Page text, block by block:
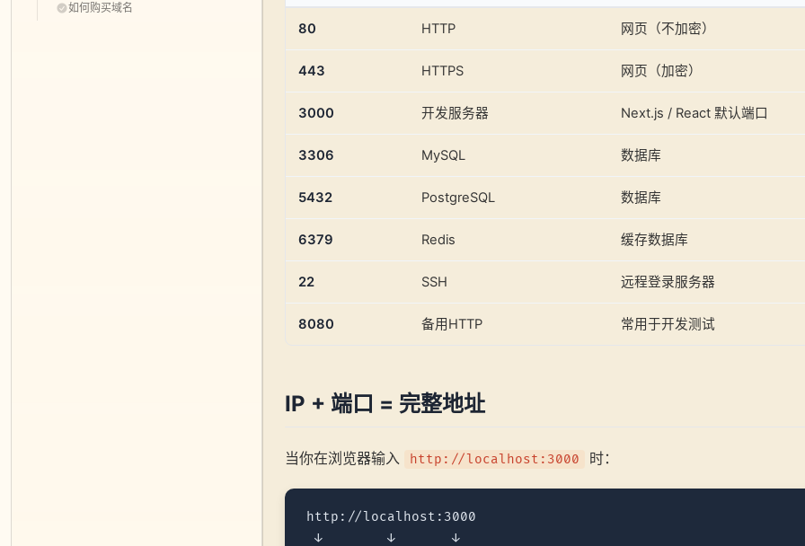
如何购买域名
80 HTTP 网页（不加密）
443 HTTPS 网页（加密）
3000 开发服务器 Next.js / React 默认端口
3306 MySQL 数据库
5432 PostgreSQL 数据库
6379 Redis 缓存数据库
22 SSH 远程登录服务器
8080 备用HTTP 常用于开发测试
IP + 端口 = 完整地址
当你在浏览器输入 http://localhost:3000 时：
http://localhost:3000
↓        ↓       ↓